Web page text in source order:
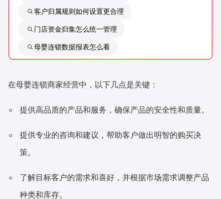
行业洞察
新零售资讯
培训课程
私域课程 新零售内参
增长俱乐部
增长俱乐部
商家社区 社群交流
客户归属规则如何设置更合理
门店资金归集怎么统一管理
母婴连锁数据报表怎么看
在母婴连锁商家经营中，以下几点是关键：
提供高品质的产品和服务，确保产品的安全性和质量。
提供专业的咨询和建议，帮助客户做出明智的购买决
策。
了解目标客户的需求和喜好，并根据市场需求调整产品
种类和库存。